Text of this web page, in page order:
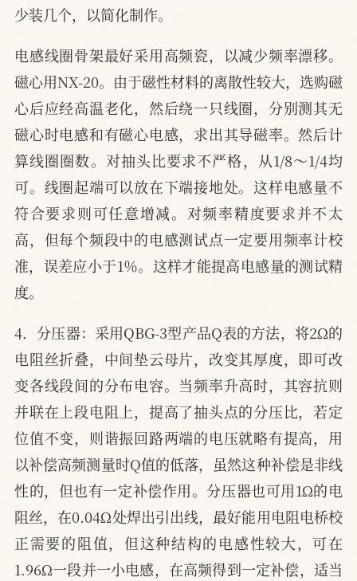
少装几个，以简化制作。
电感线圈骨架最好采用高频瓷，以减少频率漂移。
磁心用NX-20。由于磁性材料的离散性较大，选购磁
心后应经高温老化，然后绕一只线圈，分别测其无
磁心时电感和有磁心电感，求出其导磁率。然后计
算线圈圈数。对抽头比要求不严格，从1/8～1/4均
可。线圈起端可以放在下端接地处。这样电感量不
符合要求则可任意增减。对频率精度要求并不太
高，但每个频段中的电感测试点一定要用频率计校
准，误差应小于1％。这样才能提高电感量的测试精
度。
4．分压器：采用QBG-3型产品Q表的方法，将2Ω的
电阻丝折叠，中间垫云母片，改变其厚度，即可改
变各线段间的分布电容。当频率升高时，其容抗则
并联在上段电阻上，提高了抽头点的分压比，若定
位值不变，则谐振回路两端的电压就略有提高，用
以补偿高频测量时Q值的低落，虽然这种补偿是非线
性的，但也有一定补偿作用。分压器也可用1Ω的电
阻丝，在0.04Ω处焊出引出线，最好能用电阻电桥校
正需要的阻值，但这种结构的电感性较大，可在
1.96Ω一段并一小电感，在高频得到一定补偿，适当